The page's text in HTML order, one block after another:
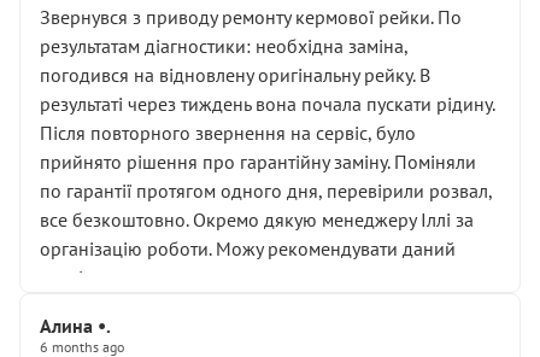
Звернувся з приводу ремонту кермової рейки. По
результатам діагностики: необхідна заміна,
погодився на відновлену оригінальну рейку. В
результаті через тиждень вона почала пускати рідину.
Після повторного звернення на сервіс, було
прийнято рішення про гарантійну заміну. Поміняли
по гарантії протягом одного дня, перевірили розвал,
все безкоштовно. Окремо дякую менеджеру Іллі за
організацію роботи. Можу рекомендувати даний
сервіс.
Алина •.
6 months ago